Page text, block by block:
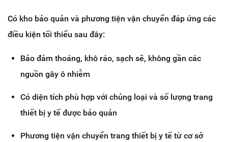
Có kho bảo quản và phương tiện vận chuyển đáp ứng các
điều kiện tối thiểu sau đây:
Bảo đảm thoáng, khô ráo, sạch sẽ, không gần các
nguồn gây ô nhiễm
Có diện tích phù hợp với chủng loại và số lượng trang
thiết bị y tế được bảo quản
Phương tiện vận chuyển trang thiết bị y tế từ cơ sở